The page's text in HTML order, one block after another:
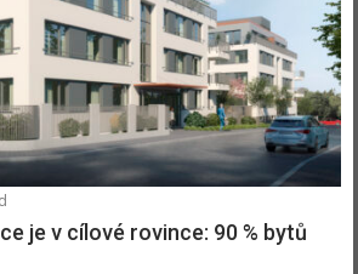
je v cílové rovince: 90 % bytů